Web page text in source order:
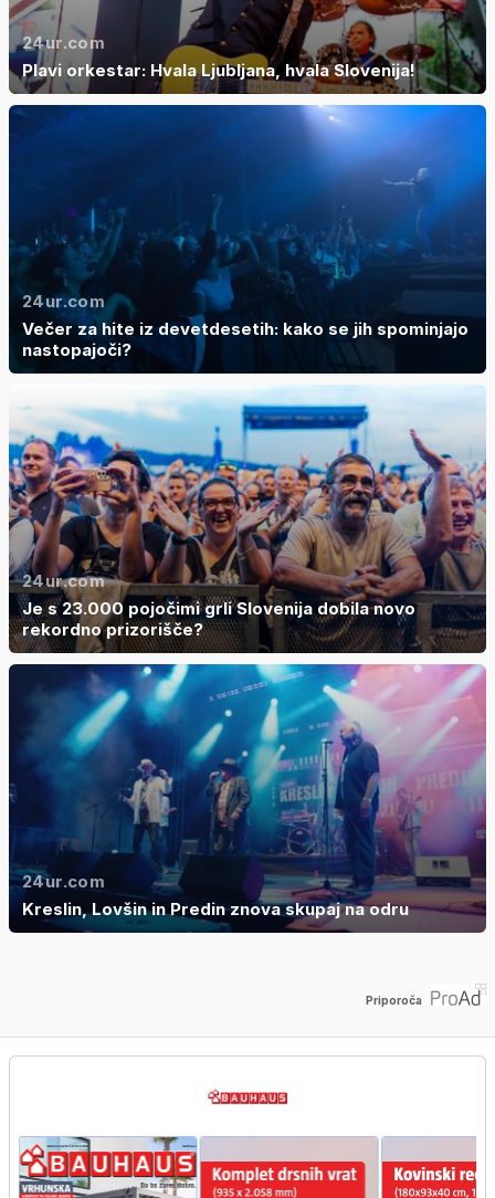
24ur.com
Plavi orkestar: Hvala Ljubljana, hvala Slovenija!
24ur.com
Večer za hite iz devetdesetih: kako se jih spominjajo
nastopajoči?
24ur.com
Je s 23.000 pojočimi grli Slovenija dobila novo
rekordno prizorišče?
24ur.com
Kreslin, Lovšin in Predin znova skupaj na odru
Priporoča